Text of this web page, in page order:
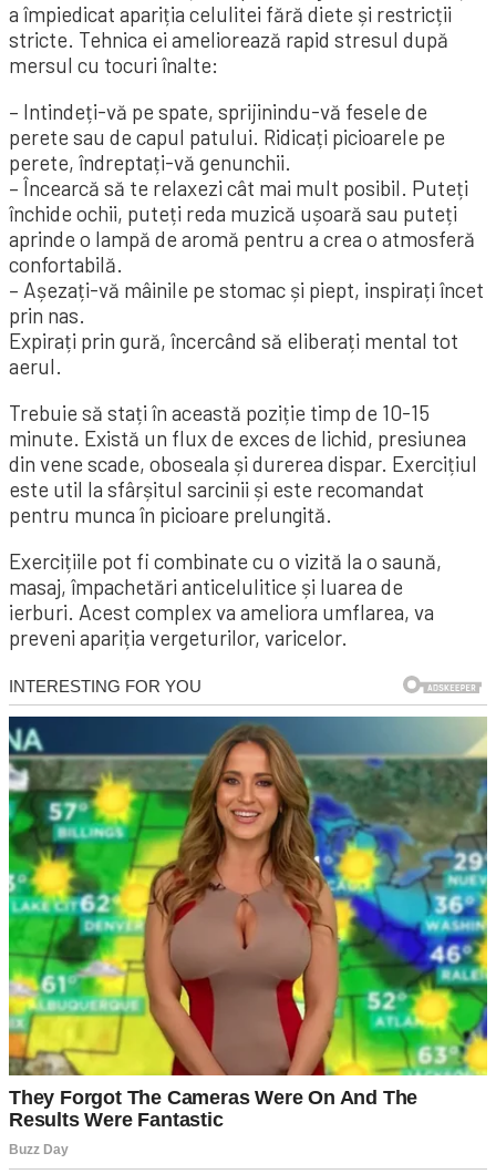
a împiedicat apariția celulitei fără diete și restricții
stricte. Tehnica ei ameliorează rapid stresul după
mersul cu tocuri înalte:
– Intindeți-vă pe spate, sprijinindu-vă fesele de
perete sau de capul patului. Ridicați picioarele pe
perete, îndreptați-vă genunchii.
– Încearcă să te relaxezi cât mai mult posibil. Puteți
închide ochii, puteți reda muzică ușoară sau puteți
aprinde o lampă de aromă pentru a crea o atmosferă
confortabilă.
– Așezați-vă mâinile pe stomac și piept, inspirați încet
prin nas.
Expirați prin gură, încercând să eliberați mental tot
aerul.
Trebuie să stați în această poziție timp de 10-15
minute. Există un flux de exces de lichid, presiunea
din vene scade, oboseala și durerea dispar. Exercițiul
este util la sfârșitul sarcinii și este recomandat
pentru munca în picioare prelungită.
Exercițiile pot fi combinate cu o vizită la o saună,
masaj, împachetări anticelulitice și luarea de
ierburi. Acest complex va ameliora umflarea, va
preveni apariția vergeturilor, varicelor.